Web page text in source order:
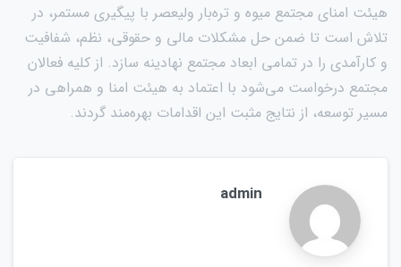
هیئت امنای مجتمع میوه و تره‌بار ولیعصر با پیگیری مستمر، در
تلاش است تا ضمن حل مشکلات مالی و حقوقی، نظم، شفافیت
و کارآمدی را در تمامی ابعاد مجتمع نهادینه سازد. از کلیه فعالان
مجتمع درخواست می‌شود با اعتماد به هیئت امنا و همراهی در
مسیر توسعه، از نتایج مثبت این اقدامات بهره‌مند گردند.
admin